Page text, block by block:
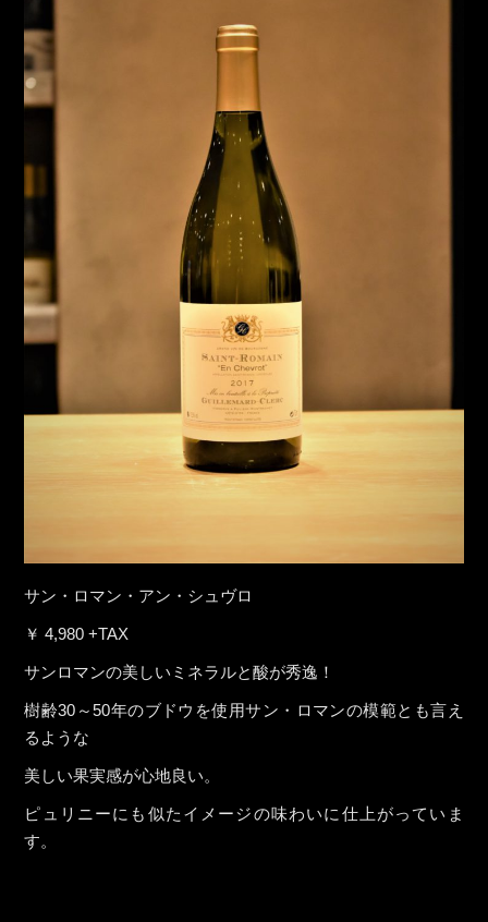
サン・ロマン・アン・シュヴロ
￥ 4,980 +TAX
サンロマンの美しいミネラルと酸が秀逸！
樹齢30～50年のブドウを使用サン・ロマンの模範とも言え
るような
美しい果実感が心地良い。
ピュリニーにも似たイメージの味わいに仕上がっていま
す。